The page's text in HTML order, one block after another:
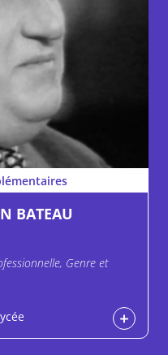
BATEAU
Genre et